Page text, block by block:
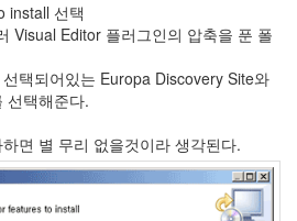
install 선택
Visual Editor 플러그인의 압축을 푼 폴
택되어있는 Europa Discovery Site와
선택해준다.
면 별 무리 없을것이라 생각된다.